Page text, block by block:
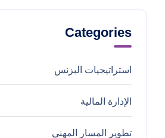
Categories
استراتيجيات البزنس
الإدارة المالية
تطوير المسار المهني